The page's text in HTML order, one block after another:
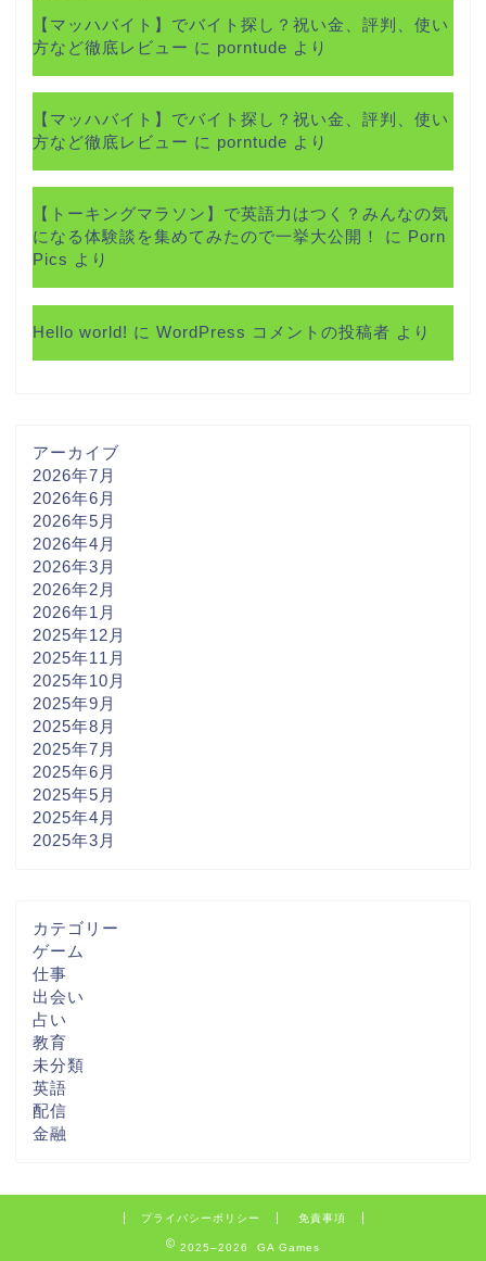
【マッハバイト】でバイト探し？祝い金、評判、使い
方など徹底レビュー に porntude より
【マッハバイト】でバイト探し？祝い金、評判、使い
方など徹底レビュー に porntude より
【トーキングマラソン】で英語力はつく？みんなの気
になる体験談を集めてみたので一挙大公開！
に Porn
Pics より
Hello world! に WordPress コメントの投稿者 より
アーカイブ
2026年7月
2026年6月
2026年5月
2026年4月
2026年3月
2026年2月
2026年1月
2025年12月
2025年11月
2025年10月
2025年9月
2025年8月
2025年7月
2025年6月
2025年5月
2025年4月
2025年3月
カテゴリー
ゲーム
仕事
出会い
占い
教育
未分類
英語
配信
金融
プライバシーポリシー 免責事項
2025–2026 GA Games